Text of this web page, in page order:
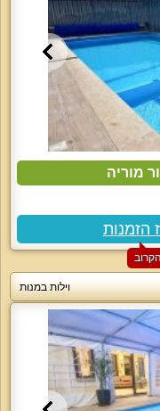
מוריה
וילות במנות